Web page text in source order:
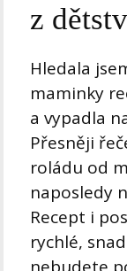
z
Hledala
maminky
a vypadla
Přesněji
roládu od
naposledy
Recept i
rychlé,
nebudete